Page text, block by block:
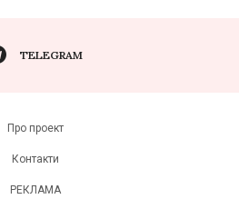
TELEGRAM
Про проект
Контакти
РЕКЛАМА